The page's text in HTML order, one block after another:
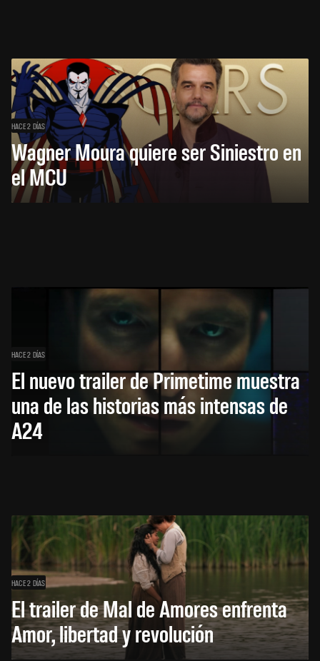
HACE 2 DÍAS
Wagner Moura quiere ser Siniestro en
el MCU
HACE 2 DÍAS
El nuevo trailer de Primetime muestra
una de las historias más intensas de
A24
HACE 2 DÍAS
El trailer de Mal de Amores enfrenta
Amor, libertad y revolución